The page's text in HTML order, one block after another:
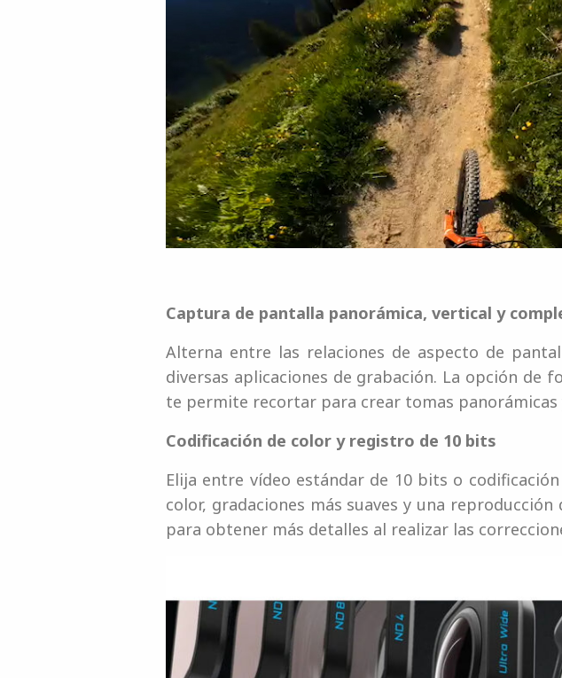
Captura de pantalla panorámica, vertical y
Alterna entre las relaciones de aspecto de
diversas aplicaciones de grabación. La opción de
te permite recortar para crear tomas panorámicas
Codificación de color y registro de 10 bits
Elija entre vídeo estándar de 10 bits o
color, gradaciones más suaves y una
para obtener más detalles al realizar las